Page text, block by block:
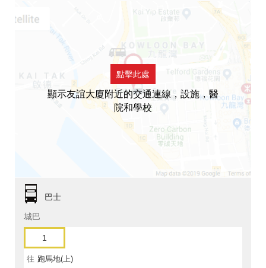
點擊此處
顯示友誼大廈附近的交通連線，設施，醫
院和學校
巴士
城巴
1
往 跑馬地(上)